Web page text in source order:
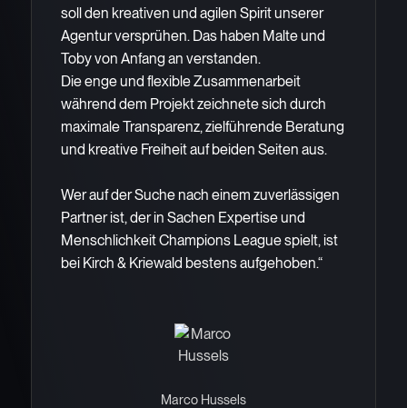
soll den kreativen und agilen Spirit unserer
Agentur versprühen. Das haben Malte und
Toby von Anfang an verstanden.
Die enge und flexible Zusammenarbeit
während dem Projekt zeichnete sich durch
maximale Transparenz, zielführende Beratung
und kreative Freiheit auf beiden Seiten aus.
Wer auf der Suche nach einem zuverlässigen
Partner ist, der in Sachen Expertise und
Menschlichkeit Champions League spielt, ist
bei Kirch & Kriewald bestens aufgehoben.“
Marco Hussels